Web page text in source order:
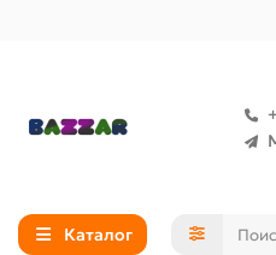
Каталог